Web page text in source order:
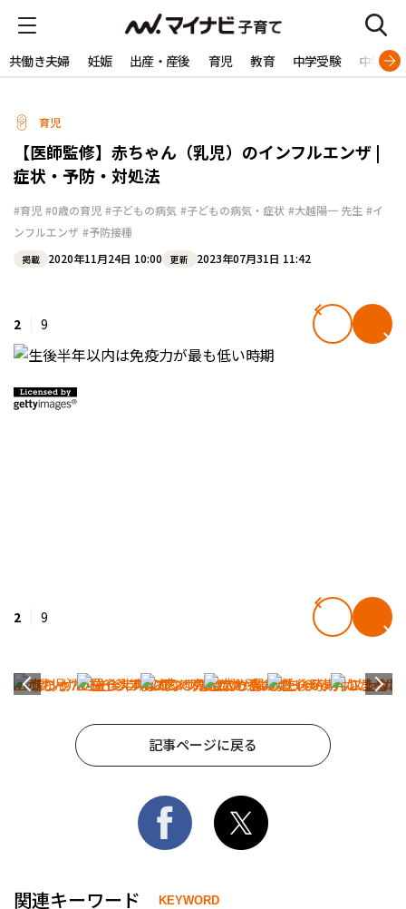
共働き夫婦 妊娠 出産・産後 育児 教育 中学受験 中学生
育児
【医師監修】赤ちゃん（乳児）のインフルエンザ |
症状・予防・対処法
#育児 #0歳の育児 #子どもの病気 #子どもの病気・症状 #大越陽一 先生 #イ
ンフルエンザ #予防接種
掲載 2020年11月24日 10:00 更新 2023年07月31日 11:42
2 9
2 9
記事ページに戻る
関連キーワード KEYWORD